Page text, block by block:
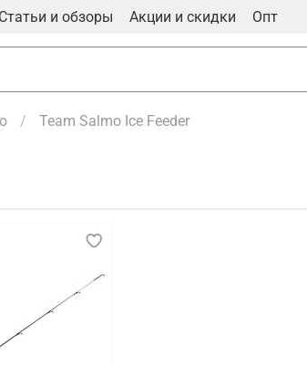
Статьи и обзоры Акции и скидки Опт
Team Salmo Ice Feeder